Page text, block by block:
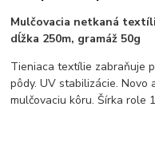
Mulčovacia netkaná
dĺžka 250m, gramáž 50g
Tieniaca textílie zabraňuje
pôdy. UV stabilizácie. Novo
mulčovaciu kôru. Šírka role